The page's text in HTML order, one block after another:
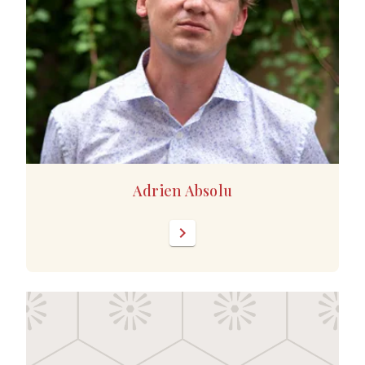
Adrien Absolu
chevron_right